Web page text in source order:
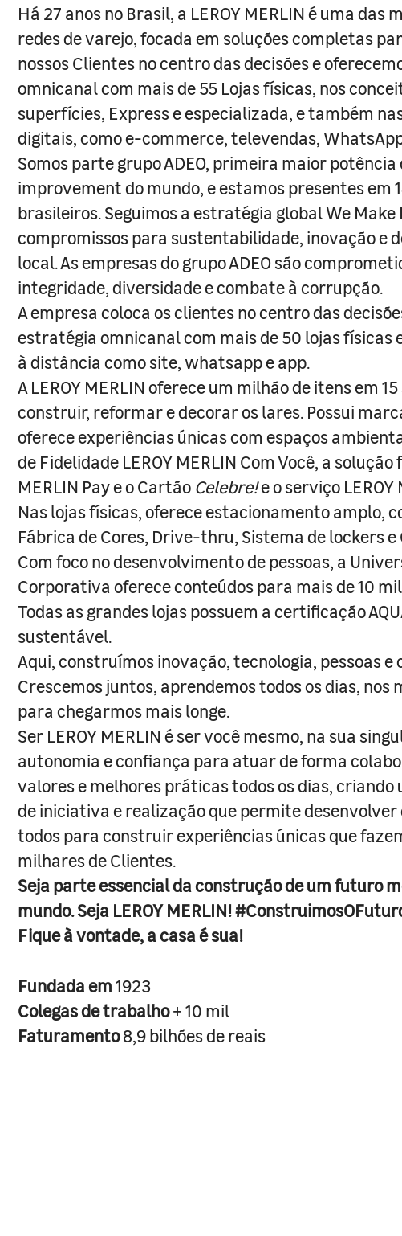
Há 27 anos no Brasil, a LEROY MERLIN é uma
redes de varejo, focada em soluções completas
nossos Clientes no centro das decisões e
omnicanal com mais de 55 Lojas físicas, nos
superfícies, Express e especializada, e também
digitais, como e-commerce, televendas,
Somos parte grupo ADEO, primeira maior
improvement do mundo, e estamos presentes em
brasileiros. Seguimos a estratégia global We Make
compromissos para sustentabilidade, inovação e
local. As empresas do grupo ADEO são
integridade, diversidade e combate à corrupção.
A empresa coloca os clientes no centro das
estratégia omnicanal com mais de 50 lojas físicas
à distância como site, whatsapp e app.
A LEROY MERLIN oferece um milhão de itens em
construir, reformar e decorar os lares. Possui
oferece experiências únicas com espaços
de Fidelidade LEROY MERLIN Com Você, a solução
MERLIN Pay e o Cartão Celebre!e o serviço
Nas lojas físicas, oferece estacionamento amplo,
Fábrica de Cores, Drive-thru, Sistema de lockers e
Com foco no desenvolvimento de pessoas, a
Corporativa oferece conteúdos para mais de 10
Todas as grandes lojas possuem a certificação
sustentável.
Aqui, construímos inovação, tecnologia, pessoas e
Crescemos juntos, aprendemos todos os dias, nos
para chegarmos mais longe.
Ser LEROY MERLIN é ser você mesmo, na sua
autonomia e confiança para atuar de forma
valores e melhores práticas todos os dias, criando
de iniciativa e realização que permite desenvolver
todos para construir experiências únicas que
milhares de Clientes.
Seja parte essencial da construção de um futuro
mundo. Seja LEROY MERLIN!
Fique à vontade, a casa é sua!
Fundada em1923
Colegas de trabalho+ 10 mil
Faturamento8,9 bilhões de reais